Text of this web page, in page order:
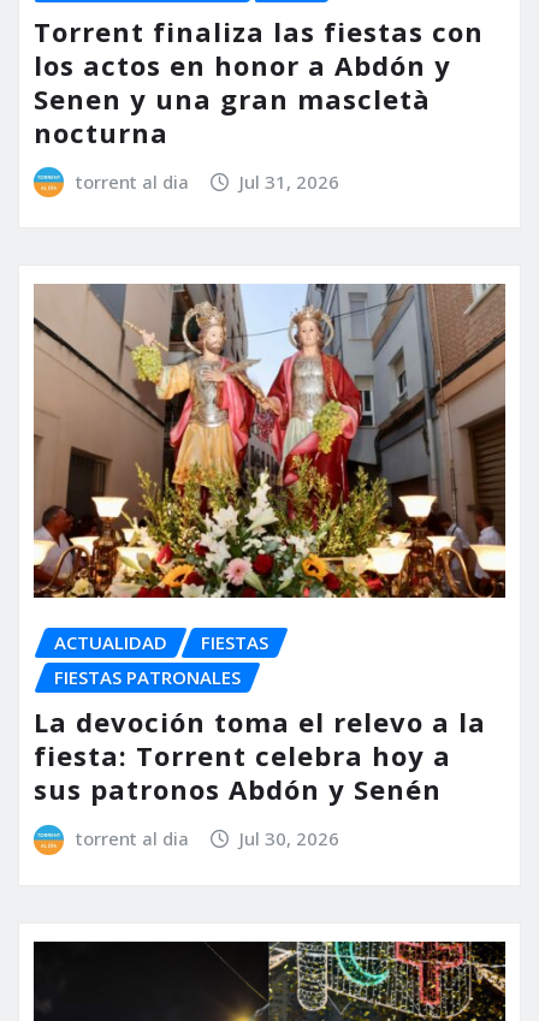
Torrent finaliza las fiestas con
los actos en honor a Abdón y
Senen y una gran mascletà
nocturna
torrent al dia Jul 31, 2026
ACTUALIDAD
FIESTAS
FIESTAS PATRONALES
La devoción toma el relevo a la
fiesta: Torrent celebra hoy a
sus patronos Abdón y Senén
torrent al dia Jul 30, 2026